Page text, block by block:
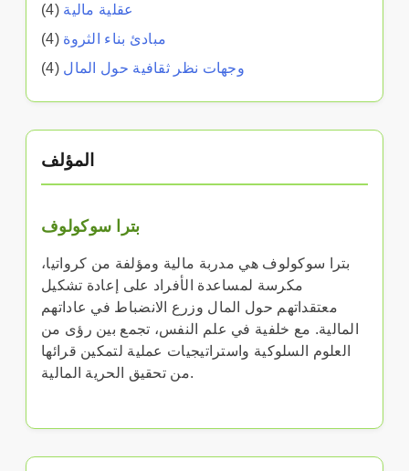
عقلية مالية (4)
مبادئ بناء الثروة (4)
وجهات نظر ثقافية حول المال (4)
المؤلف
بترا سوكولوف
بترا سوكولوف هي مدربة مالية ومؤلفة من كرواتيا،
مكرسة لمساعدة الأفراد على إعادة تشكيل
معتقداتهم حول المال وزرع الانضباط في عاداتهم
المالية. مع خلفية في علم النفس، تجمع بين رؤى من
العلوم السلوكية واستراتيجيات عملية لتمكين قرائها
من تحقيق الحرية المالية.